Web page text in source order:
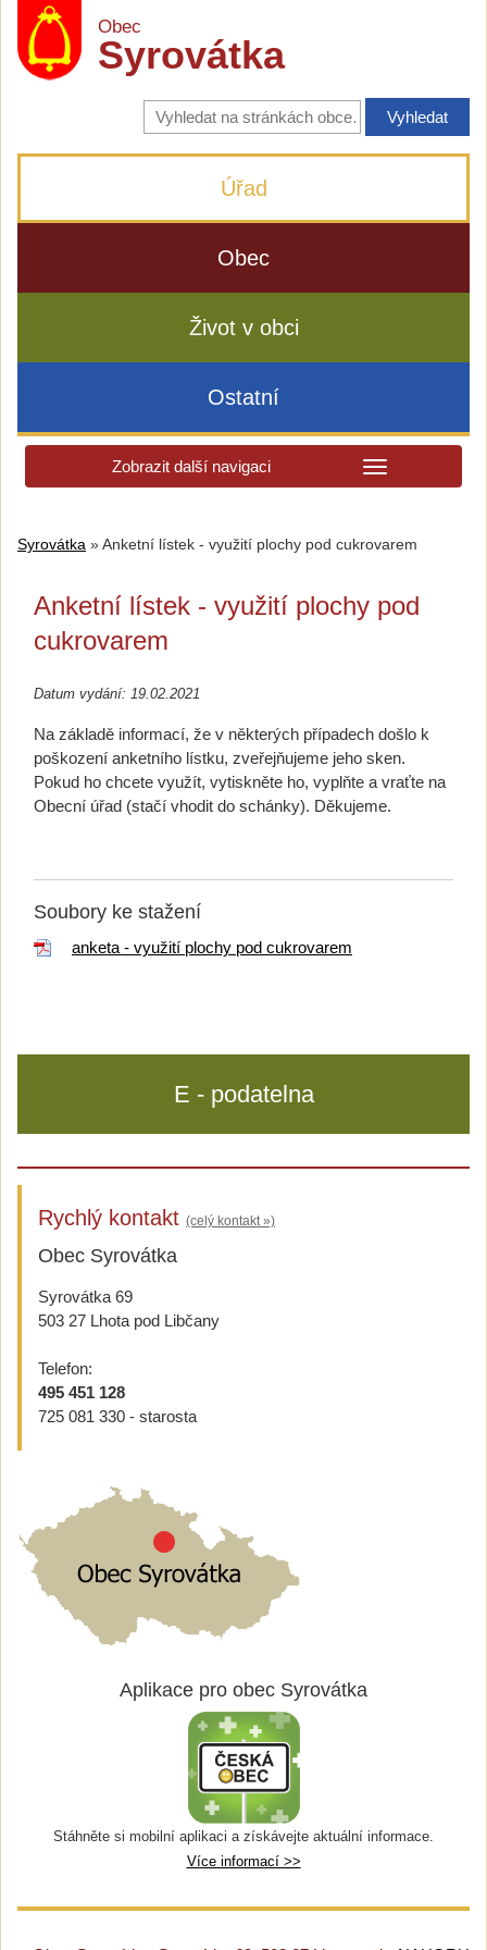
Obec
Syrovátka
Vyhledávání
na
stránkách
Úřad
Obec
Život v obci
Ostatní
Zobrazit další navigaci
Syrovátka » Anketní lístek - využití plochy pod cukrovarem
Anketní lístek - využití plochy pod
cukrovarem
Datum vydání: 19.02.2021
Na základě informací, že v některých případech došlo k
poškození anketního lístku, zveřejňujeme jeho sken.
Pokud ho chcete využít, vytiskněte ho, vyplňte a vraťte na
Obecní úřad (stačí vhodit do schánky). Děkujeme.
Soubory ke stažení
anketa - využití plochy pod cukrovarem
E - podatelna
Rychlý kontakt (celý kontakt »)
Obec Syrovátka
Syrovátka 69
503 27 Lhota pod Libčany
Telefon:
495 451 128
725 081 330 - starosta
Aplikace pro obec Syrovátka
Stáhněte si mobilní aplikaci a získávejte aktuální informace.
Více informací >>